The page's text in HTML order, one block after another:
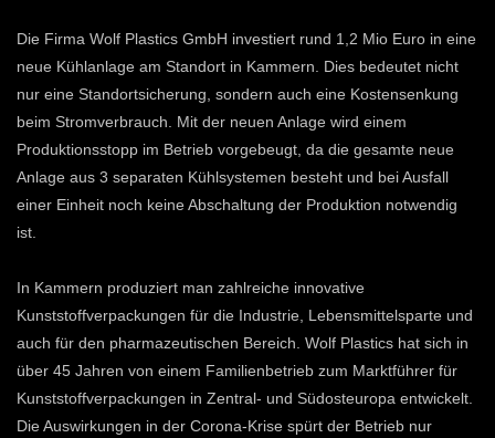
Die Firma Wolf Plastics GmbH investiert rund 1,2 Mio Euro in eine
neue Kühlanlage am Standort in Kammern. Dies bedeutet nicht
nur eine Standortsicherung, sondern auch eine Kostensenkung
beim Stromverbrauch. Mit der neuen Anlage wird einem
Produktionsstopp im Betrieb vorgebeugt, da die gesamte neue
Anlage aus 3 separaten Kühlsystemen besteht und bei Ausfall
einer Einheit noch keine Abschaltung der Produktion notwendig
ist.
In Kammern produziert man zahlreiche innovative
Kunststoffverpackungen für die Industrie, Lebensmittelsparte und
auch für den pharmazeutischen Bereich. Wolf Plastics hat sich in
über 45 Jahren von einem Familienbetrieb zum Marktführer für
Kunststoffverpackungen in Zentral- und Südosteuropa entwickelt.
Die Auswirkungen in der Corona-Krise spürt der Betrieb nur